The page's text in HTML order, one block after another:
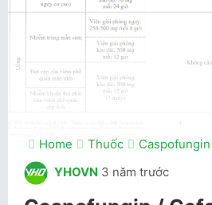
Home Thuốc
YHOVN 3 năm trước